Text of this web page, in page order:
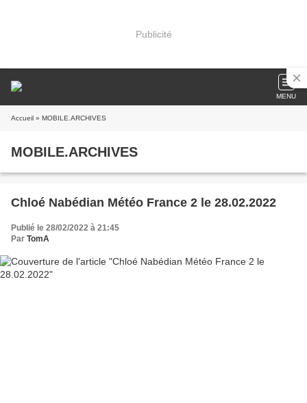
Publicité
MENU
Accueil » MOBILE.ARCHIVES
MOBILE.ARCHIVES
Chloé Nabédian Météo France 2 le 28.02.2022
Publié le 28/02/2022 à 21:45
Par TomA